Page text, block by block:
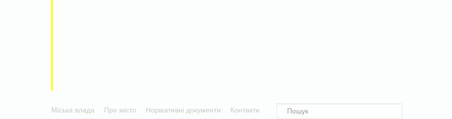
Міська влада Про місто Нормативні документи Контакти